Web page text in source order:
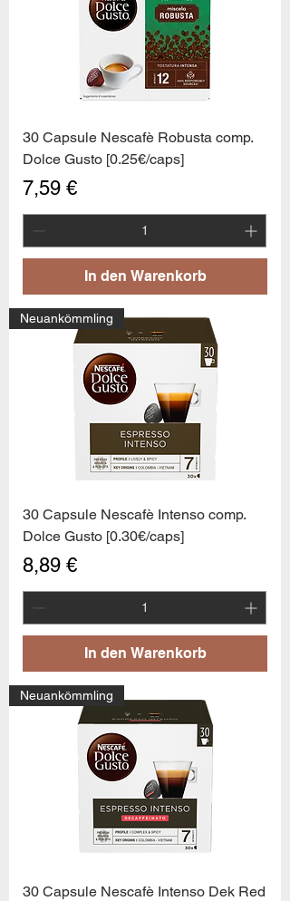
30 Capsule Nescafè Robusta comp.
Dolce Gusto [0.25€/caps]
Preis
7,59 €
In den Warenkorb
Neuankömmling
30 Capsule Nescafè Intenso comp.
Dolce Gusto [0.30€/caps]
Preis
8,89 €
In den Warenkorb
Neuankömmling
30 Capsule Nescafè Intenso Dek Red